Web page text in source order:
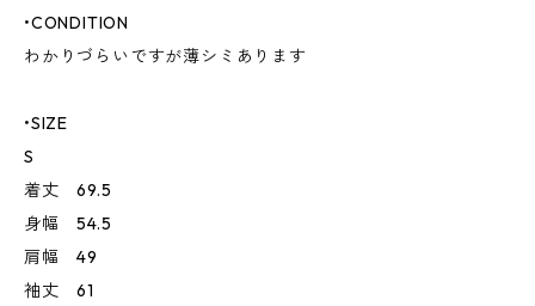
•CONDITION
わかりづらいですが薄シミあります
•SIZE
S
着丈 69.5
身幅 54.5
肩幅 49
袖丈 61